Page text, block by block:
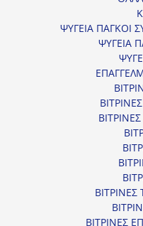
ΨΥΓΕΙΑ ΠΑΓΚΟΙ
ΨΥΓΕΙΑ
ΒΙΤΡΙΝΕΣ